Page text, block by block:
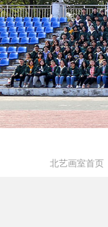
北艺画室首页